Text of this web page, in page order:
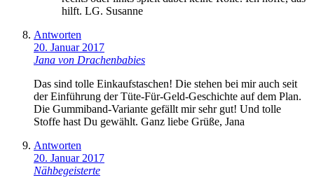
hilft. LG. Susanne
Antworten
20. Januar 2017
Jana von Drachenbabies
Das sind tolle Einkaufstaschen! Die stehen bei mir auch seit
der Einführung der Tüte-Für-Geld-Geschichte auf dem Plan.
Die Gummiband-Variante gefällt mir sehr gut! Und tolle
Stoffe hast Du gewählt. Ganz liebe Grüße, Jana
Antworten
20. Januar 2017
Nähbegeisterte